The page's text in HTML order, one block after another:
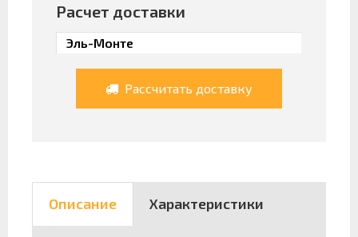
Расчет доставки
Рассчитать доставку
Описание Характеристики